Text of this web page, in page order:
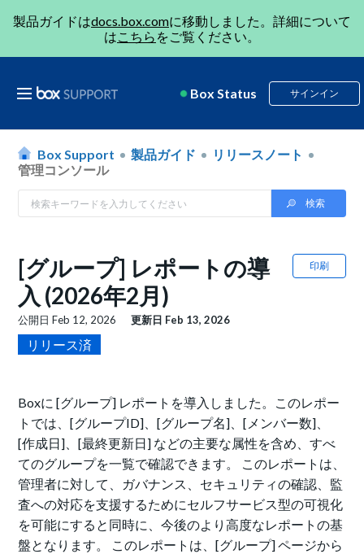
製品ガイドはdocs.box.comに移動しました。詳細について
はこちら をご覧ください。
Box Status サインイン
Box Support 製品ガイド
リリースノート
管理コンソール
印刷
[グループ] レポートの導
入 (2026年2月)
公開日Feb 12, 2026 更新日 Feb 13, 2026
リリース済
Boxに [グループ] レポートを導入しました。このレポー
トでは、[グループID]、[グループ名]、[メンバー数]、
[作成日]、[最終更新日] などの主要な属性を含め、すべ
てのグループを一覧で確認できます。 このレポートは、
管理者に対して、ガバナンス、セキュリティの確認、監
査への対応を支援するためにセルフサービス型の可視化
を可能にすると同時に、今後のより高度なレポートの基
盤となります。 このレポートは、[グループ] ページから